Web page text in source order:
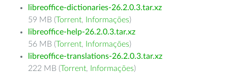
libreoffice-dictionaries-26.2.0.3.tar.xz
59 MB (Torrent, Informações)
libreoffice-help-26.2.0.3.tar.xz
56 MB (Torrent, Informações)
libreoffice-translations-26.2.0.3.tar.xz
222 MB (Torrent, Informações)